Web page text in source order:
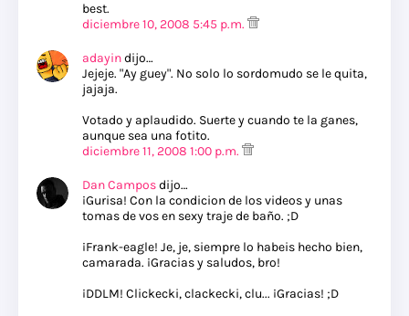
best.
diciembre 10, 2008 5:45 p.m.
adayindijo…
Jejeje. "Ay guey". No solo lo sordomudo se le quita,
jajaja.
Votado y aplaudido. Suerte y cuando te la ganes,
aunque sea una fotito.
diciembre 11, 2008 1:00 p.m.
Dan Camposdijo…
¡Gurisa! Con la condicion de los videos y unas
tomas de vos en sexy traje de baño. ;D
¡Frank-eagle! Je, je, siempre lo habeis hecho bien,
camarada. ¡Gracias y saludos, bro!
¡DDLM! Clickecki, clackecki, clu... ¡Gracias! ;D